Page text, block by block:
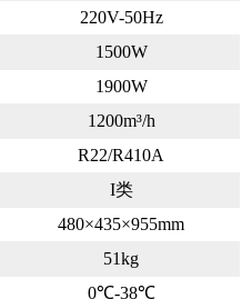
220V-50Hz
1500W
1900W
1200m³/h
R22/R410A
I类
480×435×955mm
51kg
0℃-38℃